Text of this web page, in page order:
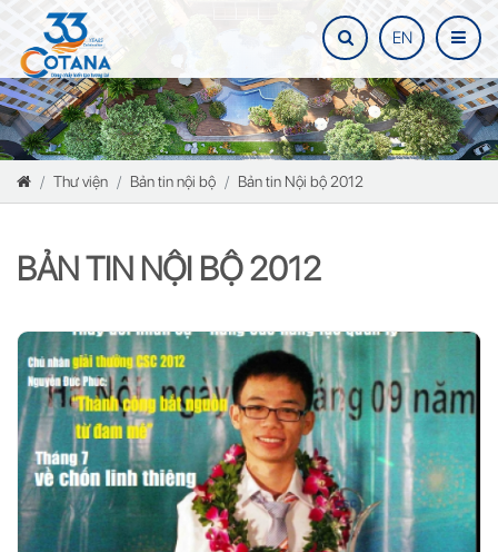
EN
Thư viện Bản tin nội bộ Bản tin Nội bộ 2012
BẢN TIN NỘI BỘ 2012